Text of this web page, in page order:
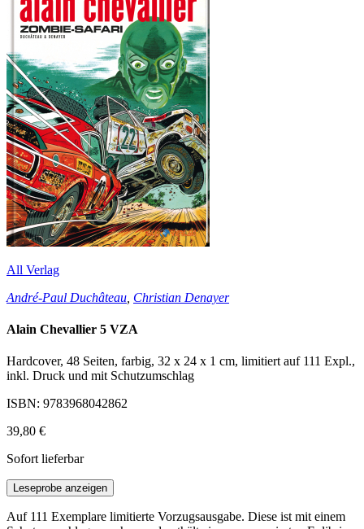
All Verlag
André-Paul Duchâteau Christian Denayer
Alain Chevallier 5 VZA
Hardcover, 48 Seiten, farbig, 32 x 24 x 1 cm, limitiert auf 111 Expl.,
inkl. Druck und mit Schutzumschlag
ISBN: 9783968042862
39,80 €
Sofort lieferbar
Leseprobe anzeigen
Auf 111 Exemplare limitierte Vorzugsausgabe. Diese ist mit einem